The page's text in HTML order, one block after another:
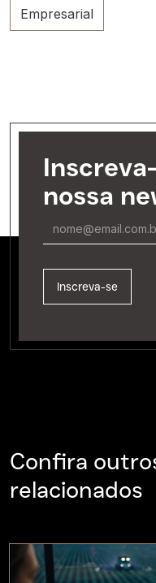
Empresarial
nossa
Confira
relacionados